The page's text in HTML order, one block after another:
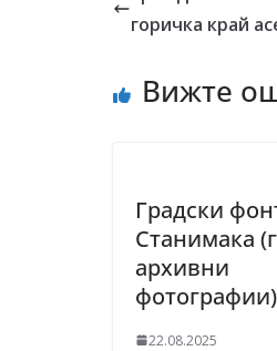
горичка край
Вижте
Градски
Станимака
архивни
фотографии)
22.08.2025